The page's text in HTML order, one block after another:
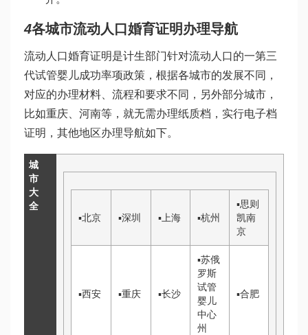
4各城市流动人口婚育证明办理导航
流动人口婚育证明是计生部门针对流动人口的一第三
代试管婴儿成功率项政策，根据各城市的发展不同，
对应的办理材料、流程和要求不同，另外部分城市，
比如重庆、河南等，就无需办理纸质档，实行电子档
证明，其他地区办理导航如下。
城
市
大
全
▪北京 ▪深圳 ▪上海 ▪杭州
▪思则
凯南
京
▪西安 ▪重庆 ▪长沙
▪苏俄
罗斯
试管
婴儿
中心
州
▪合肥